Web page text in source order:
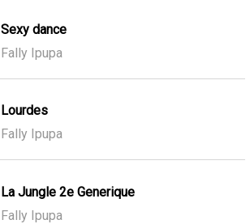
Sexy dance
Fally Ipupa
Lourdes
Fally Ipupa
La Jungle 2e Generique
Fally Ipupa